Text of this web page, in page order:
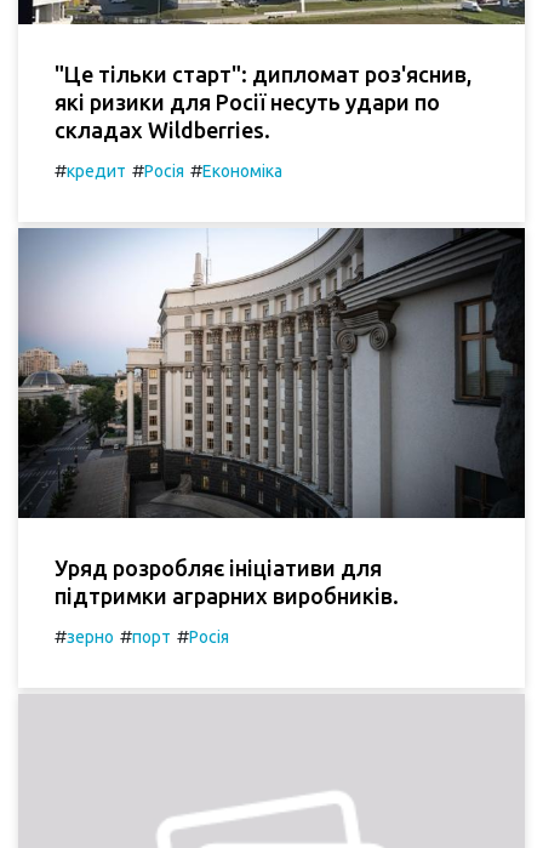
"Це тільки старт": дипломат роз'яснив,
які ризики для Росії несуть удари по
складах Wildberries.
#кредит #Росія #Економіка
Уряд розробляє ініціативи для
підтримки аграрних виробників.
#зерно #порт #Росія